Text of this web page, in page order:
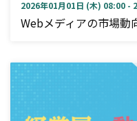
2026年01月01日 (木) 08:00 -
Webメディアの市場動